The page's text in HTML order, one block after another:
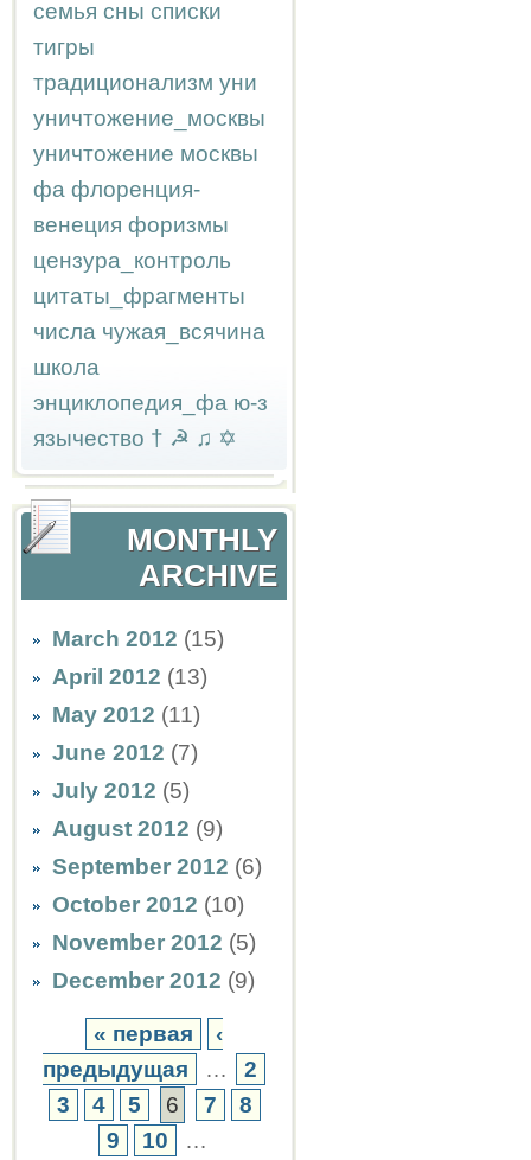
семья сны списки
тигры
традиционализм уни
уничтожение_москвы
уничтожение москвы
фа флоренция-
венеция форизмы
цензура_контроль
цитаты_фрагменты
числа чужая_всячина
школа
энциклопедия_фа ю-з
язычество † ☭ ♫ ✡
MONTHLY
ARCHIVE
March 2012 (15)
April 2012 (13)
May 2012 (11)
June 2012 (7)
July 2012 (5)
August 2012 (9)
September 2012 (6)
October 2012 (10)
November 2012 (5)
December 2012 (9)
« первая
‹
предыдущая
…
2
3
4 5 6 7
8
9
10
…